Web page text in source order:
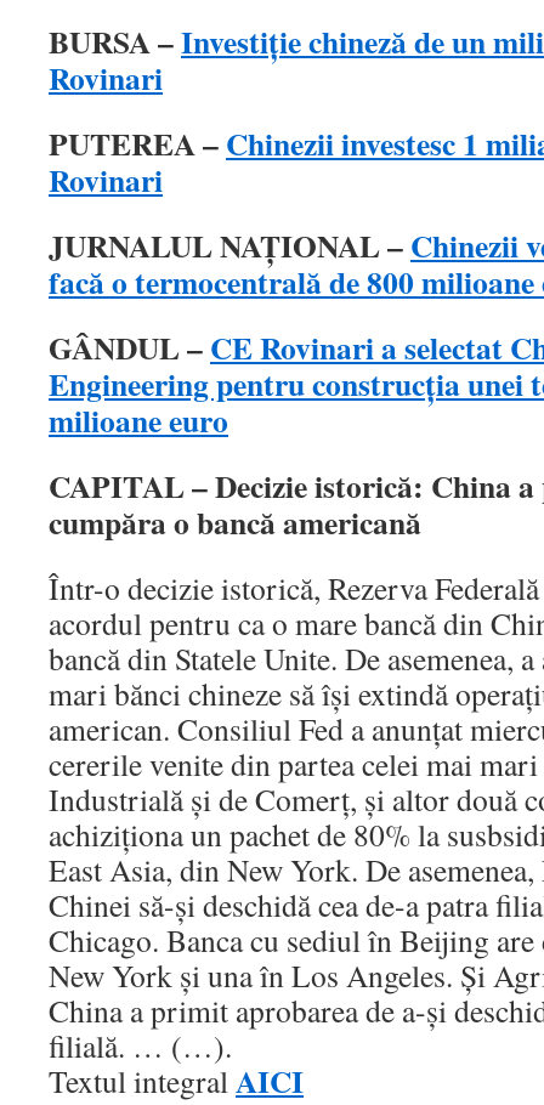
BURSA –Investiţie chineză de un
Rovinari
PUTEREA –Chinezii investesc 1
Rovinari
JURNALUL NAŢIONAL –Chinezii
facă o termocentrală de 800 milioane
GÂNDUL –CE Rovinari a selectat
Engineering pentru construcţia unei
milioane euro
CAPITAL – Decizie istorică: China
cumpăra o bancă americană
Într-o decizie istorică, Rezerva
acordul pentru ca o mare bancă din
bancă din Statele Unite. De asemenea,
mari bănci chineze să îşi extindă
american. Consiliul Fed a anunţat
cererile venite din partea celei mai
Industrială şi de Comerţ, şi altor două
achiziţiona un pachet de 80% la
East Asia, din New York. De
Chinei să-şi deschidă cea de-a patra
Chicago. Banca cu sediul în Beijing
New York şi una în Los Angeles. Şi
China a primit aprobarea de a-şi
filială. … (…).
Textul integralAICI